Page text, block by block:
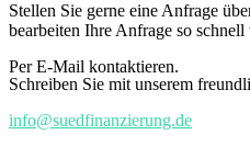
Stellen Sie gerne eine Anfrage
bearbeiten Ihre Anfrage so
Per E-Mail kontaktieren.
Schreiben Sie mit unserem
info@suedfinanzierung.de